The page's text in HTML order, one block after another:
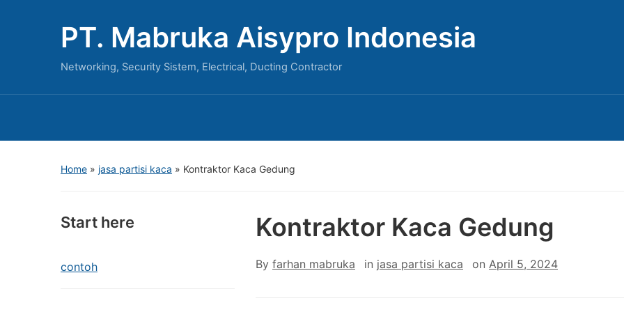
PT. Mabruka Aisypro Indonesia
Networking, Security Sistem, Electrical, Ducting Contractor
Home » jasa partisi kaca » Kontraktor Kaca Gedung
Start here
contoh
Kontraktor Kaca Gedung
By farhan mabruka in jasa partisi kaca on April 5, 2024